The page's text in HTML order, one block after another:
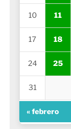
10 11
17 18
24 25
31
« febrero